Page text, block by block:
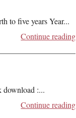
to five years Year...
Continue reading
download :...
Continue reading